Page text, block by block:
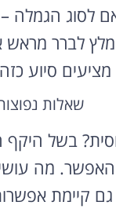
הגמלה –
לברר מראש
סיוע
שאלות
בשל היקף
מה
קיימת